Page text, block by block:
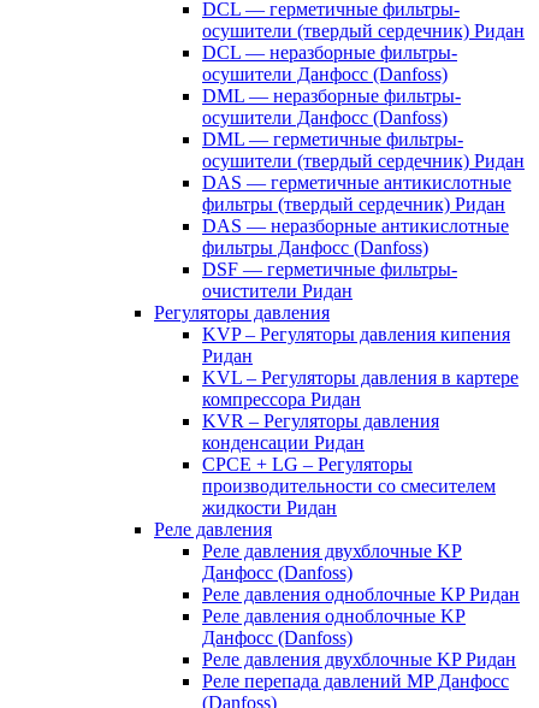
DCL — герметичные фильтры-
осушители (твердый сердечник) Ридан
DCL — неразборные фильтры-
осушители Данфосс (Danfoss)
DML — неразборные фильтры-
осушители Данфосс (Danfoss)
DML — герметичные фильтры-
осушители (твердый сердечник) Ридан
DAS — герметичные антикислотные
фильтры (твердый сердечник) Ридан
DAS — неразборные антикислотные
фильтры Данфосс (Danfoss)
DSF — герметичные фильтры-
очистители Ридан
Регуляторы давления
KVP – Регуляторы давления кипения
Ридан
KVL – Регуляторы давления в картере
компрессора Ридан
KVR – Регуляторы давления
конденсации Ридан
CPCE + LG – Регуляторы
производительности со смесителем
жидкости Ридан
Реле давления
Реле давления двухблочные KP
Данфосс (Danfoss)
Реле давления одноблочные KP Ридан
Реле давления одноблочные KP
Данфосс (Danfoss)
Реле давления двухблочные KP Ридан
Реле перепада давлений MP Данфосс
(Danfoss)